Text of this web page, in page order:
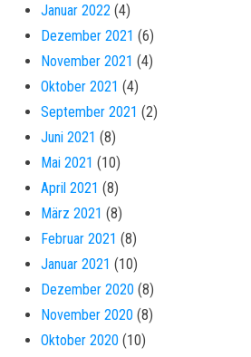
Januar 2022 (4)
Dezember 2021 (6)
November 2021 (4)
Oktober 2021 (4)
September 2021 (2)
Juni 2021 (8)
Mai 2021 (10)
April 2021 (8)
März 2021 (8)
Februar 2021 (8)
Januar 2021 (10)
Dezember 2020 (8)
November 2020 (8)
Oktober 2020 (10)